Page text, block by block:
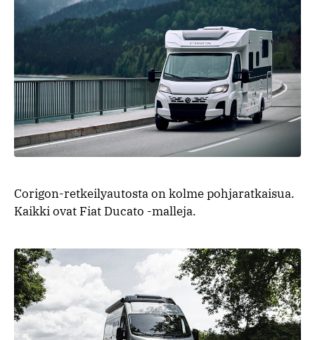
Corigon-retkeilyautosta on kolme pohjaratkaisua.
Kaikki ovat Fiat Ducato -malleja.